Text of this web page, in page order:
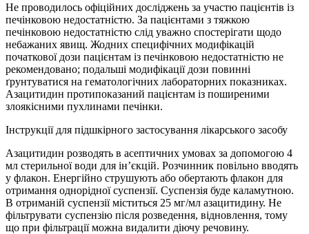
Не проводилось офіційних досліджень за участю пацієнтів із
печінковою недостатністю. За пацієнтами з тяжкою
печінковою недостатністю слід уважно спостерігати щодо
небажаних явищ. Жодних специфічних модифікацій
початкової дози пацієнтам із печінковою недостатністю не
рекомендовано; подальші модифікації дози повинні
ґрунтуватися на гематологічних лабораторних показниках.
Азацитидин протипоказаний пацієнтам із поширеними
злоякісними пухлинами печінки.
Інструкції для підшкірного застосування лікарського засобу
Азацитидин розводять в асептичних умовах за допомогою 4
мл стерильної води для ін’єкцій. Розчинник повільно вводять
у флакон. Енергійно струшують або обертають флакон для
отримання однорідної суспензії. Суспензія буде каламутною.
В отриманій суспензії міститься 25 мг/мл азацитидину. Не
фільтрувати суспензію після розведення, відновлення, тому
що при фільтрації можна видалити діючу речовину.